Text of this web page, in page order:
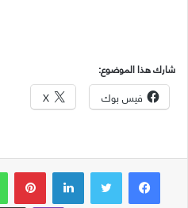
شارك هذا الموضوع:
فيس بوك X
لينكدإن بينتيريست